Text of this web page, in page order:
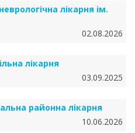
лікарня ім.
02.08.2026
лікарня
03.09.2025
районна лікарня
10.06.2026